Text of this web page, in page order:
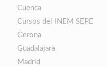
Cuenca
Cursos del INEM SEPE
Gerona
Guadalajara
Madrid